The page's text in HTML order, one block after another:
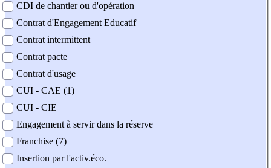
CDI de chantier ou d'opération
Contrat d'Engagement Educatif
Contrat intermittent
Contrat pacte
Contrat d'usage
CUI - CAE (1)
CUI - CIE
Engagement à servir dans la réserve
Franchise (7)
Insertion par l'activ.éco.